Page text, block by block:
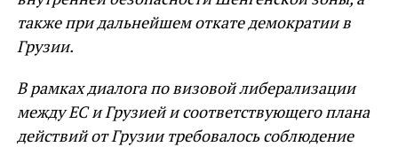
также при дальнейшем откате демократии в
Грузии.
В рамках диалога по визовой либерализации
между ЕС и Грузией и соответствующего плана
действий от Грузии требовалось соблюдение